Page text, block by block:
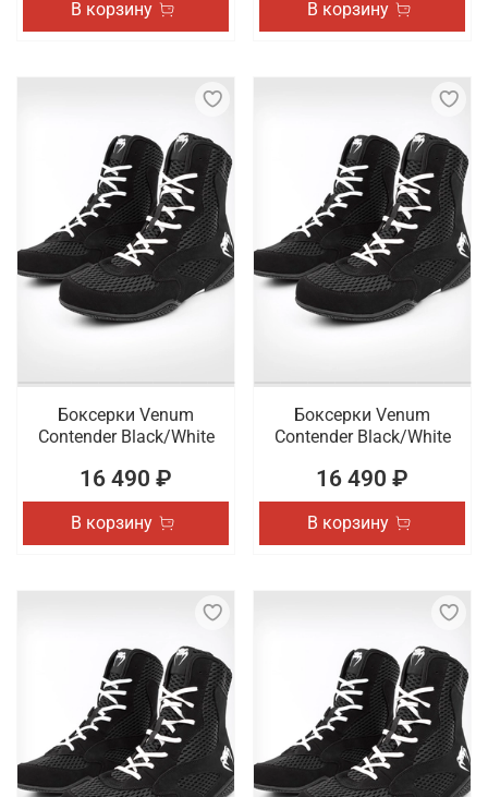
В корзину В корзину
Боксерки Venum
Contender Black/White
16 490 ₽
В корзину
Боксерки Venum
Contender Black/White
16 490 ₽
В корзину